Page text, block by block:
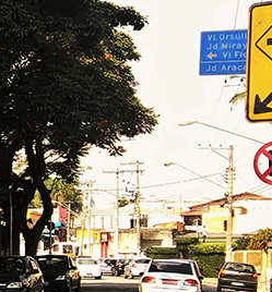
Idiomas
Max Doutor
Mogidonto
Plena Odonto
Plantão Card
Psicólogo
Studio Jet Silva
Sindicatos Online